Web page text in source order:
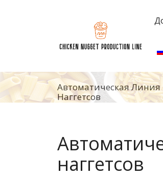
Автоматическая
Наггетсов
наггетсов